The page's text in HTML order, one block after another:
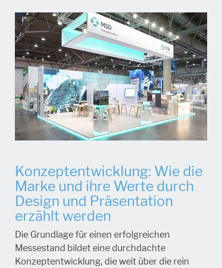
Konzeptentwicklung: Wie die
Marke und ihre Werte durch
Design und Präsentation
erzählt werden
Die Grundlage für einen erfolgreichen
Messestand bildet eine durchdachte
Konzeptentwicklung, die weit über die rein